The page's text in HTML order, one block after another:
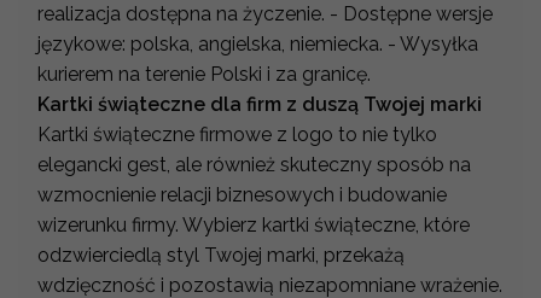
realizacja dostępna na życzenie. - Dostępne wersje
językowe: polska, angielska, niemiecka. - Wysyłka
kurierem na terenie Polski i za granicę.
Kartki świąteczne dla firm z duszą Twojej marki
Kartki świąteczne firmowe z logo to nie tylko
elegancki gest, ale również skuteczny sposób na
wzmocnienie relacji biznesowych i budowanie
wizerunku firmy. Wybierz kartki świąteczne, które
odzwierciedlą styl Twojej marki, przekażą
wdzięczność i pozostawią niezapomniane wrażenie.